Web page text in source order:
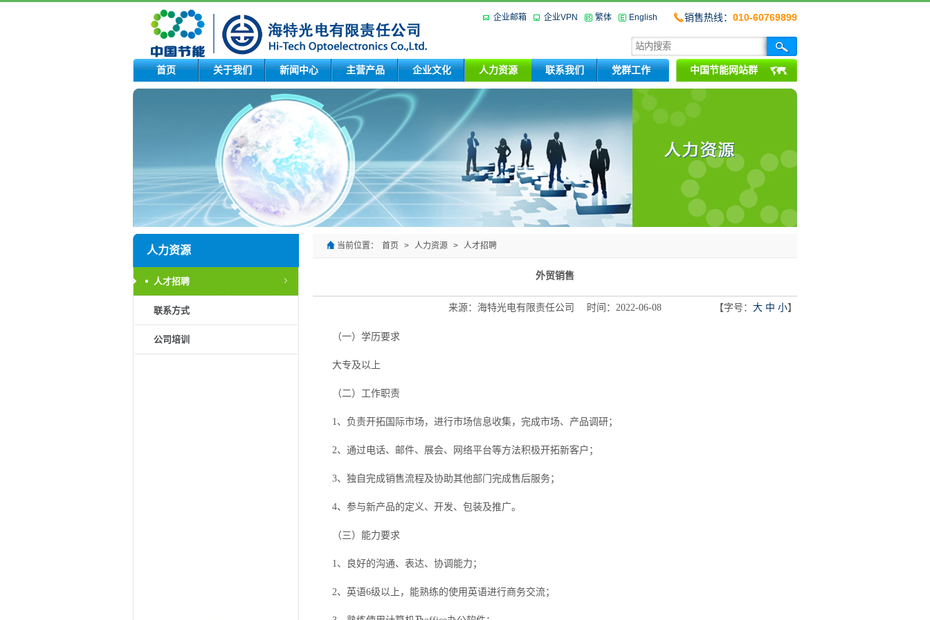
企业邮箱 企业VPN 繁体 English 销售热线： 010-60769899
首页 关于我们 新闻中心 主营产品 企业文化 人力资源 联系我们 党群工作 中国节能网站群
人力资源
人才招聘
联系方式
公司培训
当前位置： 首页 > 人力资源 > 人才招聘
外贸销售
来源：海特光电有限责任公司 时间：2022-06-08 【字号： 大 中 小】
（一）学历要求
大专及以上
（二）工作职责
1、负责开拓国际市场，进行市场信息收集，完成市场、产品调研；
2、通过电话、邮件、展会、网络平台等方法积极开拓新客户；
3、独自完成销售流程及协助其他部门完成售后服务；
4、参与新产品的定义、开发、包装及推广。
（三）能力要求
1、良好的沟通、表达、协调能力；
2、英语6级以上，能熟练的使用英语进行商务交流；